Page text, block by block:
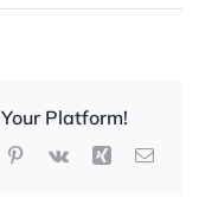
Platform!
Pinterest
Vk Xing Correo